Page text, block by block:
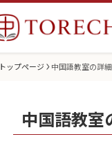
トップページ 中国語教室の詳細
中国語教室